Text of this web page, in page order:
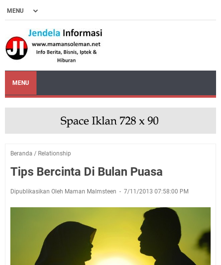
MENU
Beranda / Relationship
Tips Bercinta Di Bulan Puasa
Dipublikasikan Oleh Maman Malmsteen 7/11/2013 07:58:00 PM